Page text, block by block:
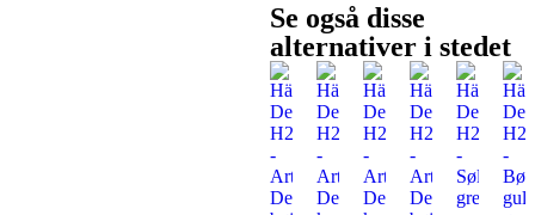
Se også disse
alternativer i stedet